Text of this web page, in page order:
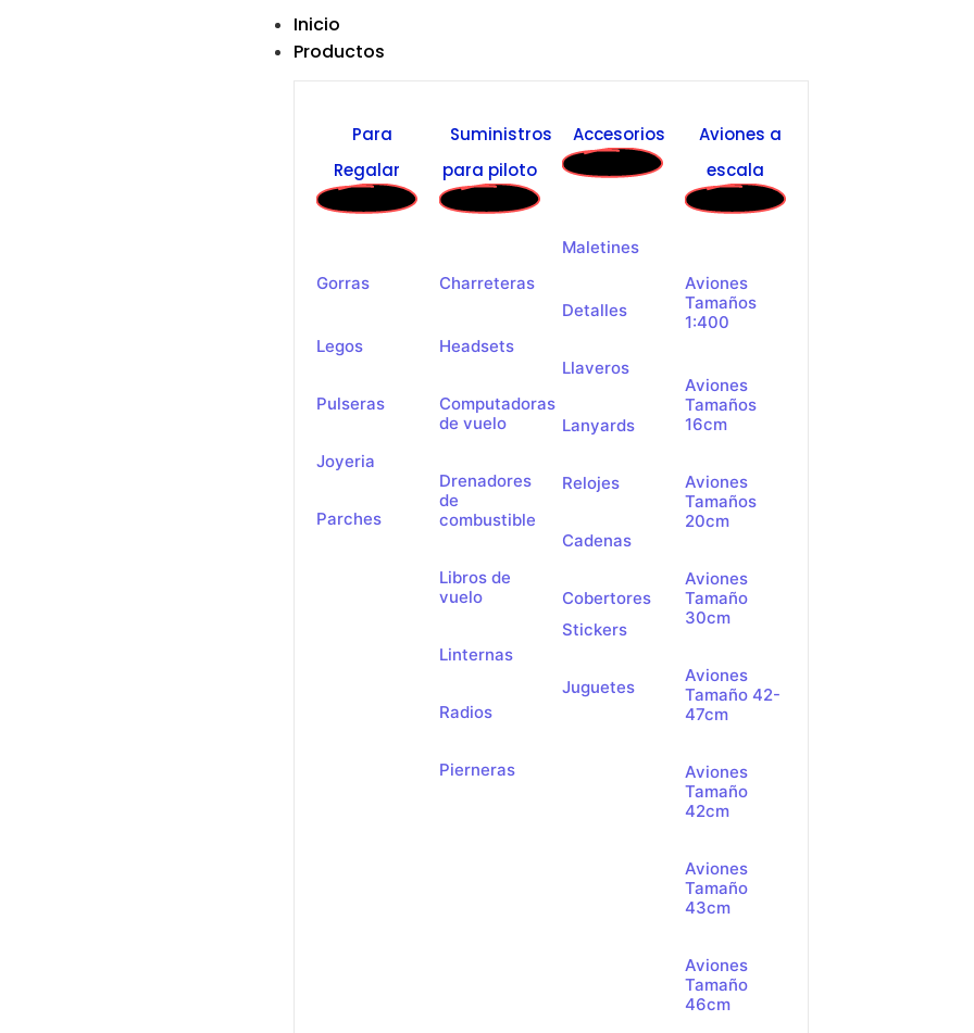
Inicio
Productos
Para
Regalar
Gorras
Legos
Pulseras
Joyeria
Parches
Suministros
para piloto
Charreteras
Headsets
Computadoras
de vuelo
Drenadores
de
combustible
Libros de
vuelo
Linternas
Radios
Pierneras
Accesorios
Maletines
Detalles
Llaveros
Lanyards
Relojes
Cadenas
Cobertores
Stickers
Juguetes
Aviones a
escala
Aviones
Tamaños
1:400
Aviones
Tamaños
16cm
Aviones
Tamaños
20cm
Aviones
Tamaño
30cm
Aviones
Tamaño 42-
47cm
Aviones
Tamaño
42cm
Aviones
Tamaño
43cm
Aviones
Tamaño
46cm